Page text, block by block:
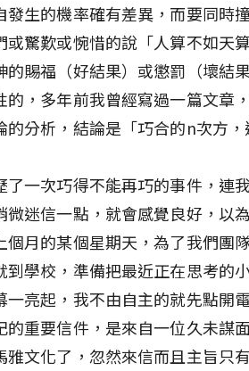
發生的機率確有差異，而要同時
或驚歎或惋惜的說「人算不如天
的賜福（好結果）或懲罰（壞結
的，多年前我曾經寫過一篇文章
分析，結論是「巧合的n次方，
了一次巧得不能再巧的事件，連
微迷信一點，就會感覺良好，以
個月的某個星期天，為了我們團
到學校，準備把最近正在思考的
一亮起，我不由自主的就先點開
的重要信件，是來自一位久未謀
雅文化了，忽然來信而且主旨只